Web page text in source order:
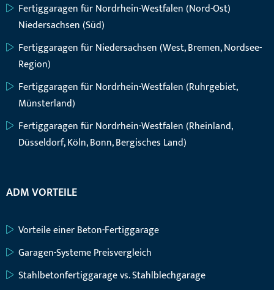
Fertiggaragen für Nordrhein-Westfalen (Nord-Ost)
Niedersachsen (Süd)
Fertiggaragen für Niedersachsen (West, Bremen, Nordsee-
Region)
Fertiggaragen für Nordrhein-Westfalen (Ruhrgebiet,
Münsterland)
Fertiggaragen für Nordrhein-Westfalen (Rheinland,
Düsseldorf, Köln, Bonn, Bergisches Land)
ADM VORTEILE
Vorteile einer Beton-Fertiggarage
Garagen-Systeme Preisvergleich
Stahlbetonfertiggarage vs. Stahlblechgarage